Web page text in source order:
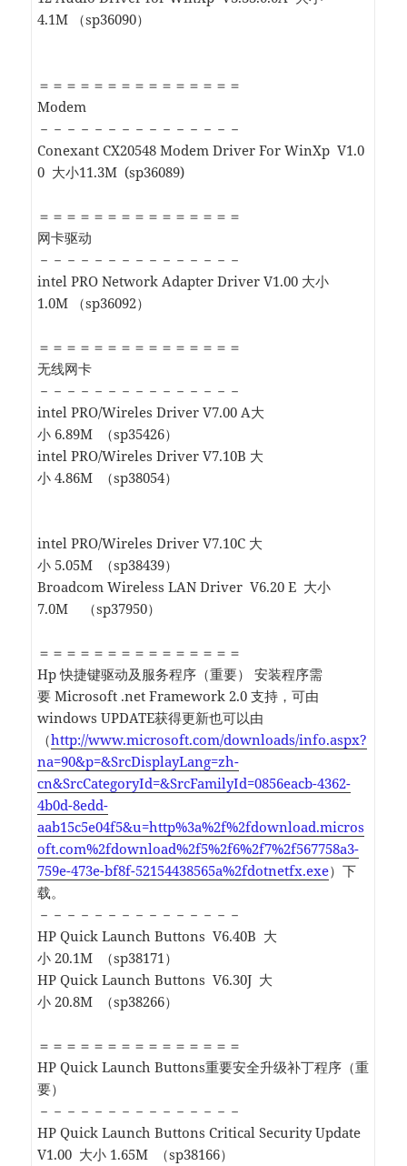
4.1M （sp36090）
＝＝＝＝＝＝＝＝＝＝＝＝＝＝＝
Modem
－－－－－－－－－－－－－－－
Conexant CX20548 Modem Driver For WinXp V1.0
0 大小11.3M (sp36089)
＝＝＝＝＝＝＝＝＝＝＝＝＝＝＝
网卡驱动
－－－－－－－－－－－－－－－
intel PRO Network Adapter Driver V1.00 大小
1.0M （sp36092）
＝＝＝＝＝＝＝＝＝＝＝＝＝＝＝
无线网卡
－－－－－－－－－－－－－－－
intel PRO/Wireles Driver V7.00 A大
小 6.89M （sp35426）
intel PRO/Wireles Driver V7.10B 大
小 4.86M （sp38054）
intel PRO/Wireles Driver V7.10C 大
小 5.05M （sp38439）
Broadcom Wireless LAN Driver V6.20 E 大小
7.0M （sp37950）
＝＝＝＝＝＝＝＝＝＝＝＝＝＝＝
Hp 快捷键驱动及服务程序（重要） 安装程序需
要 Microsoft .net Framework 2.0 支持，可由
windows UPDATE获得更新也可以由
（http://www.microsoft.com/downloads/info.aspx?
na=90&p=&SrcDisplayLang=zh-
cn&SrcCategoryId=&SrcFamilyId=0856eacb-4362-
4b0d-8edd-
aab15c5e04f5&u=http%3a%2f%2fdownload.micros
oft.com%2fdownload%2f5%2f6%2f7%2f567758a3-
759e-473e-bf8f-52154438565a%2fdotnetfx.exe）下
载。
－－－－－－－－－－－－－－－
HP Quick Launch Buttons V6.40B 大
小 20.1M （sp38171）
HP Quick Launch Buttons V6.30J 大
小 20.8M （sp38266）
＝＝＝＝＝＝＝＝＝＝＝＝＝＝＝
HP Quick Launch Buttons重要安全升级补丁程序（重
要）
－－－－－－－－－－－－－－－
HP Quick Launch Buttons Critical Security Update
V1.00 大小 1.65M （sp38166）